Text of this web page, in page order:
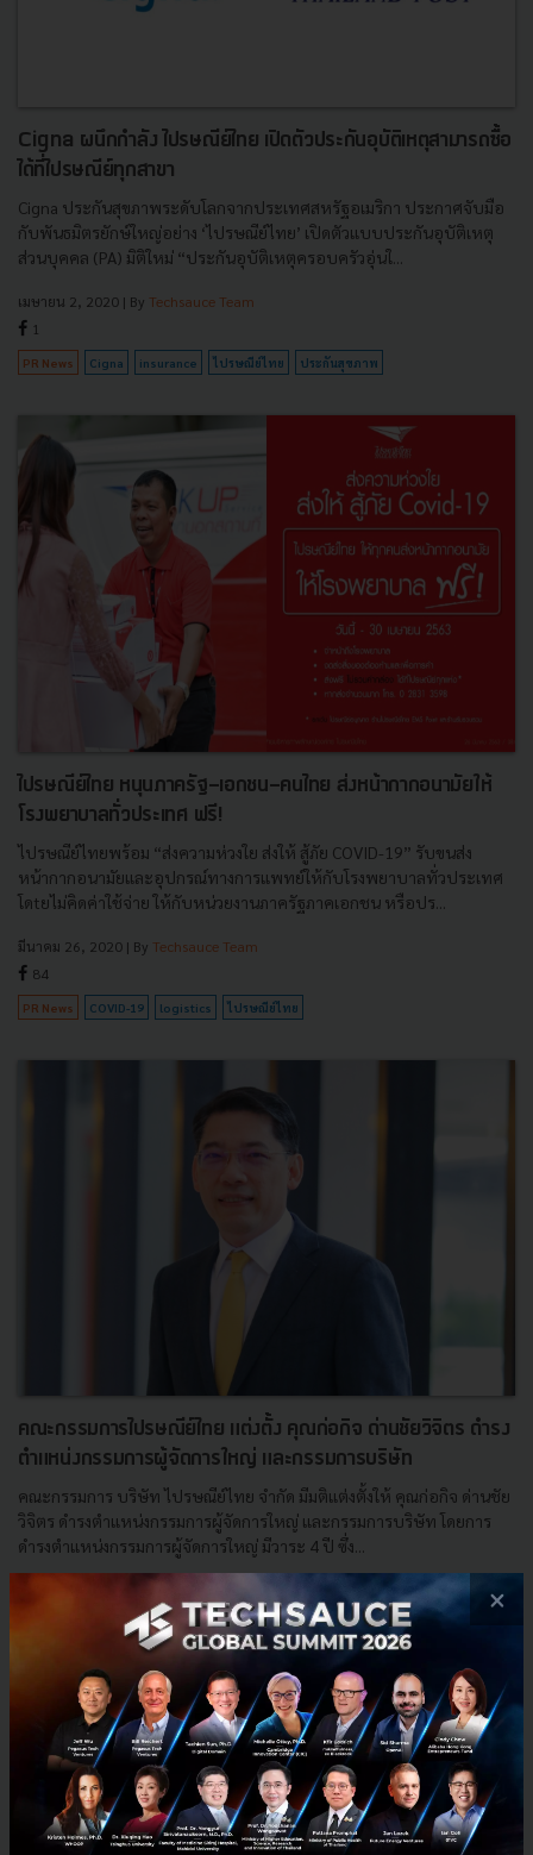
Cigna ผนึกกำลัง ไปรษณีย์ไทย เปิดตัวประกันอุบัติเหตุสามารถซื้อ
ได้ที่ไปรษณีย์ทุกสาขา
Cigna ประกันสุขภาพระดับโลกจากประเทศสหรัฐอเมริกา ประกาศจับมือ
กับพันธมิตรยักษ์ใหญ่อย่าง ‘ไปรษณีย์ไทย’ เปิดตัวแบบประกันอุบัติเหตุ
ส่วนบุคคล (PA) มิติใหม่ “ประกันอุบัติเหตุครอบครัวอุ่นใ...
เมษายน 2, 2020 | By Techsauce Team
1
PR News Cigna insurance ไปรษณีย์ไทย ประกันสุขภาพ
ไปรษณีย์ไทย หนุนภาครัฐ-เอกชน-คนไทย ส่งหน้ากากอนามัยให้
โรงพยาบาลทั่วประเทศ ฟรี!
ไปรษณีย์ไทยพร้อม “ส่งความห่วงใย ส่งให้ สู้ภัย COVID-19” รับขนส่ง
หน้ากากอนามัยและอุปกรณ์ทางการแพทย์ให้กับโรงพยาบาลทั่วประเทศ
โดtยไม่คิดค่าใช้จ่าย ให้กับหน่วยงานภาครัฐภาคเอกชน หรือปร...
มีนาคม 26, 2020 | By Techsauce Team
84
PR News COVID-19 logistics ไปรษณีย์ไทย
คณะกรรมการไปรษณีย์ไทย แต่งตั้ง คุณก่อกิจ ด่านชัยวิจิตร ดำรง
ตำแหน่งกรรมการผู้จัดการใหญ่ และกรรมการบริษัท
คณะกรรมการ บริษัท ไปรษณีย์ไทย จำกัด มีมติแต่งตั้งให้ คุณก่อกิจ ด่านชัย
วิจิตร ดำรงตำแหน่งกรรมการผู้จัดการใหญ่ และกรรมการบริษัท โดยการ
ดำรงตำแหน่งกรรมการผู้จัดการใหญ่ มีวาระ 4 ปี ซึ่ง...
กุมภาพันธ์ 19, 2020
Techsauce Team
ไปรษณีย์ไทย
×